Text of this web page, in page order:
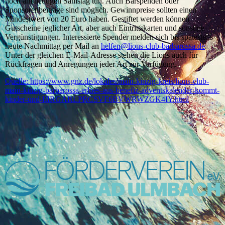
Sponsorenbeiträge sind möglich. Gewinnpreise sollten einen
Mindestwert von 20 Euro haben. Gestiftet werden können
Gutscheine jeglicher Art, aber auch Eintrittskarten und sonstige
Vergünstigungen. Interessierte Spender melden sich bis spätestens
heute Nachmittag per Mail an helfen@lions-club-barbarossa.de.
Unter der gleichen E-Mail-Adresse stehen die Lions auch für
Rückfragen und Anregungen jeder Art zur Verfügung.
Quelle: https://www.gnz.de/lokales/main-kinzig-kreis/lions-club-
main-kinzig-barbarossa-erloes-aus-benefiz-adventskalender-kommt-
kinder-und-IIIRGARLPRCSVF6BVWRWZGK4IY.html